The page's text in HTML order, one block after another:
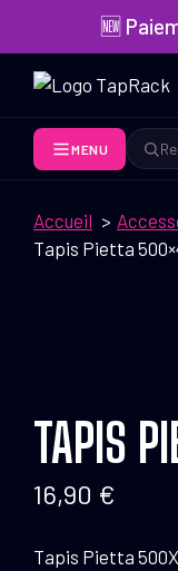
contenu
🆕
MENU
Accueil
Tapis Pietta
TAPIS
16,90 €
Tapis Pietta